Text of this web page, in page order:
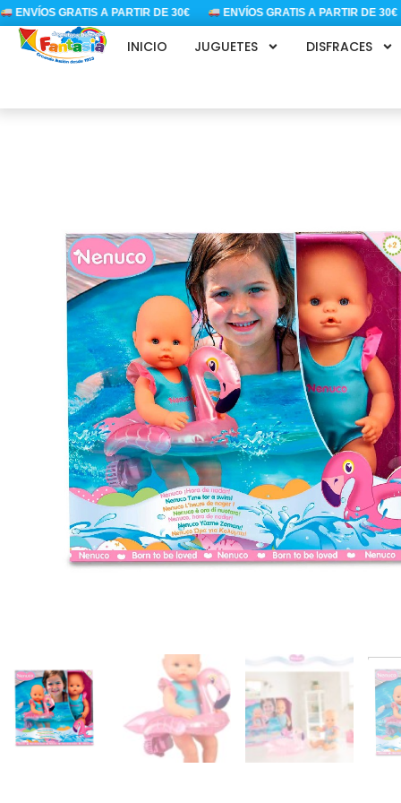
Ir
contenido
GRATIS A PARTIR DE 30€ ENVÍOS GRATIS A PARTIR DE 30€
INICIO JUGUETES DISFRACES